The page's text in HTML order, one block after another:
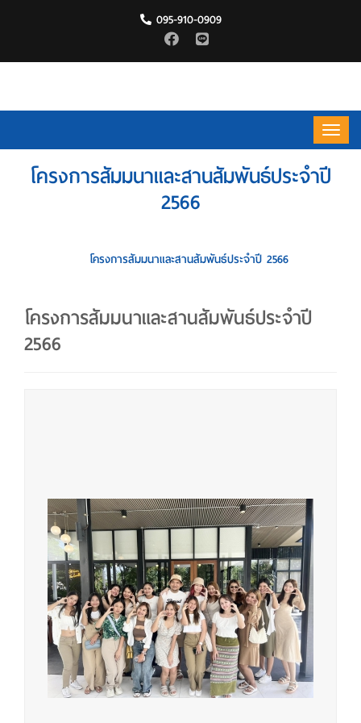
095-910-0909
โครงการสัมมนาและสานสัมพันธ์ประจำปี
2566
โครงการสัมมนาและสานสัมพันธ์ประจำปี 2566
โครงการสัมมนาและสานสัมพันธ์ประจำปี
2566